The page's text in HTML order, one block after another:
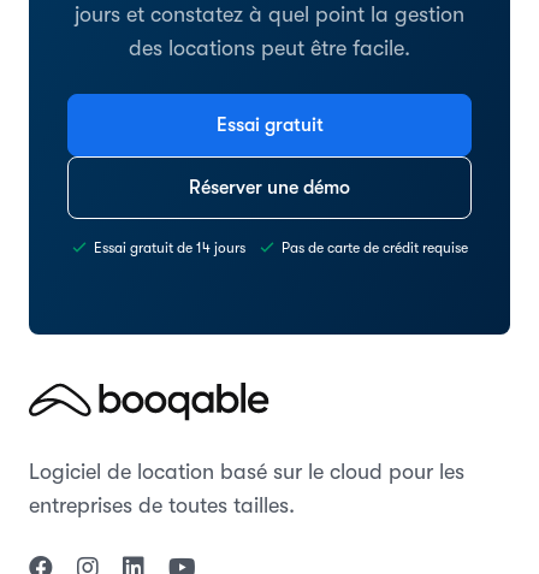
jours et constatez à quel point la gestion
des locations peut être facile.
Essai gratuit
Réserver une démo
Essai gratuit de 14 jours Pas de carte de crédit requise
Logiciel de location basé sur le cloud pour les
entreprises de toutes tailles.